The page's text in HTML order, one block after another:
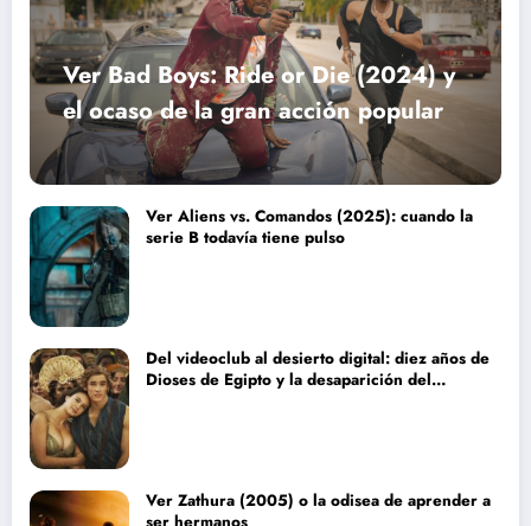
Ver Bad Boys: Ride or Die (2024) y
el ocaso de la gran acción popular
Ver Aliens vs. Comandos (2025): cuando la
serie B todavía tiene pulso
Del videoclub al desierto digital: diez años de
Dioses de Egipto y la desaparición del
Ver Zathura (2005) o la odisea de aprender a